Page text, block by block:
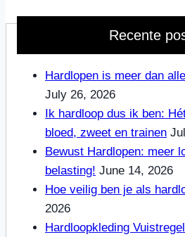
Recente
Hardlopen is meer dan
July 26, 2026
Ik hardloop dus ik ben:
bloed, zweet en trainen
Bewust Hardlopen: meer
belasting! June 14, 2026
Hoe veilig ben je als
2026
Hardloopkleding